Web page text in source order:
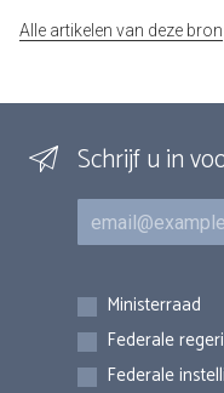
Alle artikelen van deze bron
Schrijf u in
E-mail
Inschrijvingen
Ministerraad
Federale
Federale